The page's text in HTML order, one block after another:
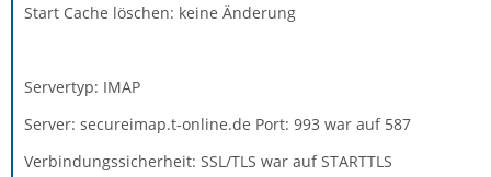
Start Cache löschen: keine Änderung
Servertyp: IMAP
Server: secureimap.t-online.de Port: 993 war auf 587
Verbindungssicherheit: SSL/TLS war auf STARTTLS